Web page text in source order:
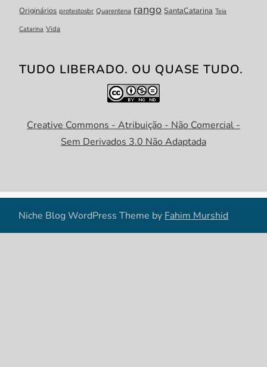
Originários protestosbr Quarentena rango SantaCatarina Teia
Catarina Vida
TUDO LIBERADO. OU QUASE TUDO.
Creative Commons - Atribuição - Não Comercial -
Sem Derivados 3.0 Não Adaptada
Niche Blog WordPress Theme by Fahim Murshid